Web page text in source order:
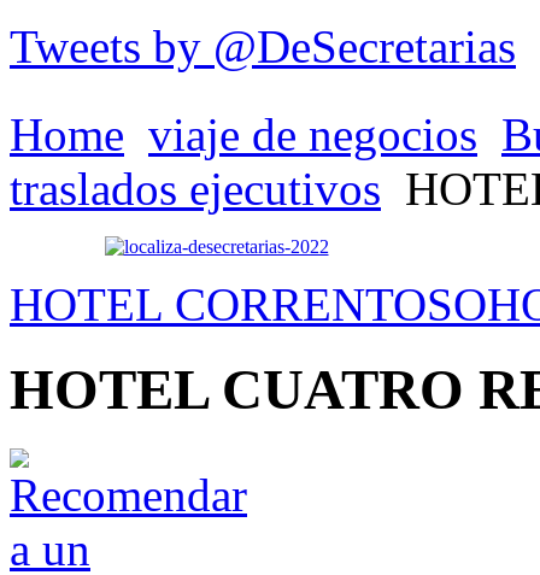
Tweets by @DeSecretarias
Home viaje de negocios
traslados ejecutivos
HOTEL CORRENTOSO
HOTEL CUATRO